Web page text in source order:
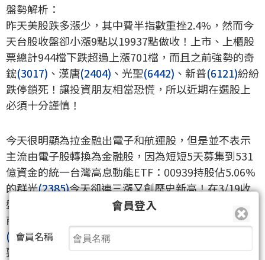
盤勢解析：
昨天美股跌多漲少，其中費半指數重挫2.4%，然而今
天台股收盤卻小漲9點以19937點做收！上市、上櫃股
票總計944檔下跌超過上漲701檔，而且之前強勢的奇
鋐(3017) 、漢唐(2404) 、光聖(6442) 、新普(6121)紛紛
跌停鎖死！讓投資朋友相當恐慌，所以近期在選股上
必須十分謹慎！
今天很明顯為拉金融出電子和航運股，但是並不表示
主流由電子股轉換為金融股，因為短短5天募集到531
億資金的統一台灣高息動能ETF：00939持股佔5.06%
的群光(2385)今天卻連三漲又創歷史新高！在3/19收
盤前00939必須買滿1.1萬張，而昨天買超第一名的券
商就是統一證券大買1787張！然而第一大持股聯發科
(2454)因為他們還沒進場所以今天重挫5%！近期操作
要特別留意相關個股的券商進出！
會員登入
會員名稱